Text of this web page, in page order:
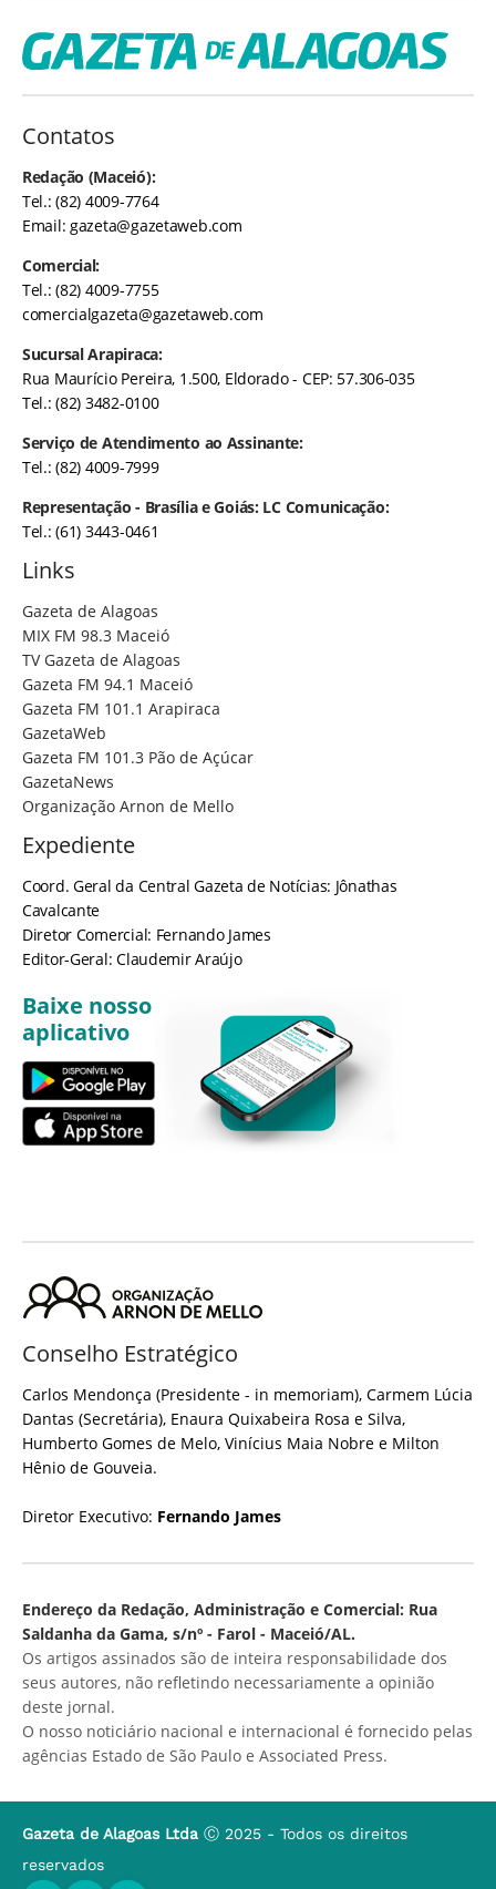
Contatos
Redação (Maceió):
Tel.: (82) 4009-7764
Email:gazeta@gazetaweb.com
Comercial:
Tel.: (82) 4009-7755
comercialgazeta@gazetaweb.com
Sucursal Arapiraca:
Rua Maurício Pereira, 1.500, Eldorado - CEP: 57.306-035
Tel.: (82) 3482-0100
Serviço de Atendimento ao Assinante:
Tel.: (82) 4009-7999
Representação - Brasília e Goiás: LC Comunicação:
Tel.: (61) 3443-0461
Links
Gazeta de Alagoas
MIX FM 98.3 Maceió
TV Gazeta de Alagoas
Gazeta FM 94.1 Maceió
Gazeta FM 101.1 Arapiraca
GazetaWeb
Gazeta FM 101.3 Pão de Açúcar
GazetaNews
Organização Arnon de Mello
Expediente
Coord. Geral da Central Gazeta de Notícias: Jônathas
Cavalcante
Diretor Comercial: Fernando James
Editor-Geral: Claudemir Araújo
Baixe nosso
aplicativo
Conselho Estratégico
Carlos Mendonça (Presidente - in memoriam), Carmem Lúcia
Dantas (Secretária), Enaura Quixabeira Rosa e Silva,
Humberto Gomes de Melo, Vinícius Maia Nobre e Milton
Hênio de Gouveia.
Diretor Executivo: Fernando James
Endereço da Redação, Administração e Comercial: Rua
Saldanha da Gama, s/nº - Farol - Maceió/AL.
Os artigos assinados são de inteira responsabilidade dos
seus autores, não refletindo necessariamente a opinião
deste jornal.
O nosso noticiário nacional e internacional é fornecido pelas
agências Estado de São Paulo e Associated Press.
Gazeta de Alagoas Ltda Ⓒ 2025 - Todos os direitos
reservados